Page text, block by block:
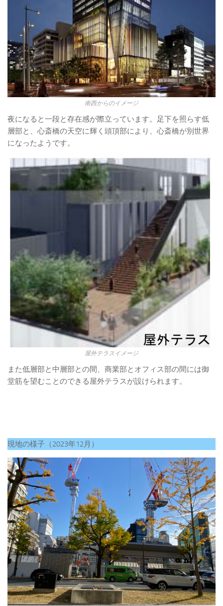
南西からのイメージ
夜になると一段と存在感が際立っています。足下を照らす低
層部と、心斎橋の天空に輝く頭頂部により、心斎橋が別世界
になったようです。
屋外テラスイメージ
また低層部と中層部との間、商業部とオフィス部の間には御
堂筋を望むことのできる屋外テラスが設けられます。
現地の様子（2023年12月）